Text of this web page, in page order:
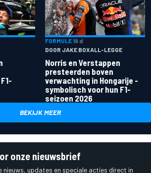
FORMULE 19 d
DOOR JAKE BOXALL-LEGGE
Norris en Verstappen
presteerden boven
verwachting in Hongarije -
symbolisch voor hun F1-
seizoen 2026
BEKIJK MEER
onze nieuwsbrief
updates en speciale acties direct in